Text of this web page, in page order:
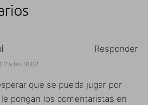
a las 18:02
que se pueda jugar por
pongan los comentaristas en
Responder